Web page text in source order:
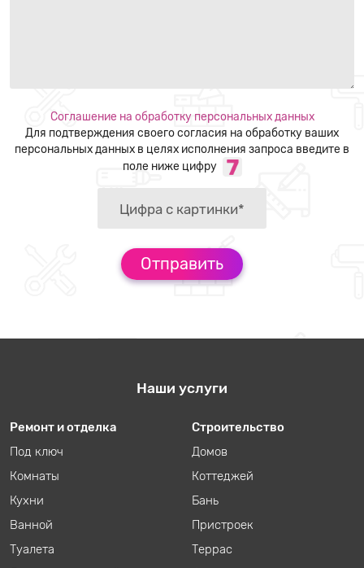
Соглашение на обработку персональных данных
Для подтверждения своего согласия на обработку ваших
персональных данных в целях исполнения запроса введите в
поле ниже цифру
Наши услуги
Ремонт и отделка
Под ключ
Комнаты
Кухни
Ванной
Туалета
Строительство
Домов
Коттеджей
Бань
Пристроек
Террас